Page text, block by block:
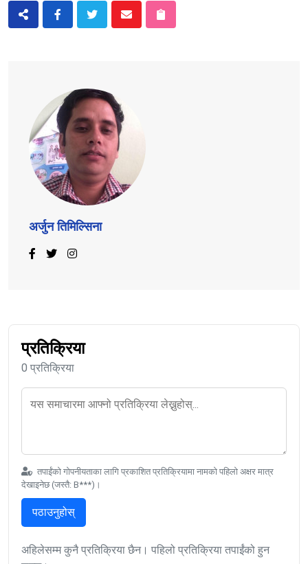
अर्जुन तिमिल्सिना
प्रतिक्रिया
0 प्रतिक्रिया
तपाईंको गोपनीयताका लागि प्रकाशित प्रतिक्रियामा नामको पहिलो अक्षर मात्र
देखाइनेछ (जस्तै: B***)।
पठाउनुहोस्
अहिलेसम्म कुनै प्रतिक्रिया छैन। पहिलो प्रतिक्रिया तपाईंको हुन